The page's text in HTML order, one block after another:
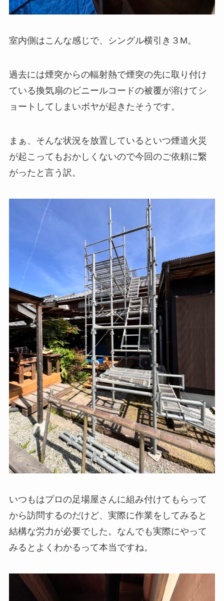
室内側はこんな感じで、シングル横引き３M。
過去には煙突からの輻射熱で煙突の先に取り付け
ている換気扇のビニールコードの被覆が溶けてシ
ョートしてしまいボヤが起きたそうです。
まぁ、そんな状況を放置しているといつ煙道火災
が起こってもおかしくないので今回のご依頼に繋
がったと言う訳。
いつもはプロの足場屋さんに組み付けてもらって
から訪問するのだけど、実際に作業をしてみると
結構な労力が必要でした。なんでも実際にやって
みるとよくわかるって本当ですね。